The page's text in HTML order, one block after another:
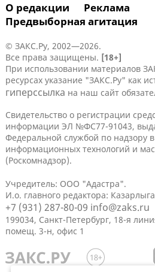
О редакции
Реклама
Предвыборная агитация
© ЗАКС.Ру, 2002—2026.
Все права защищены. [18+]
При использовании материалов
ресурсах указание "ЗАКС.Ру" как
гиперссылка на наш сайт
Свидетельство о регистрации
информации ЭЛ №ФС77-91043,
Федеральной службой по надзору
информационных технологий и
(Роскомнадзор).
Учредитель: ООО "Адастра".
И.о. главного редактора:
+7 (931) 287-80-09 info@zaks.ru
199034, Санкт-Петербург, 18-я
помещ. 3-н, офис 1